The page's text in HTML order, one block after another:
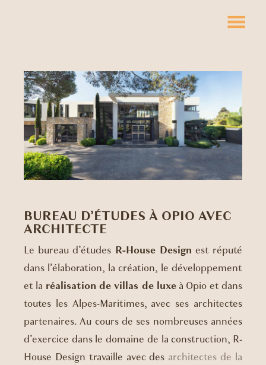
BUREAU D’ÉTUDES À OPIO AVEC
ARCHITECTE
Le bureau d’études R-House Design est réputé
dans l’élaboration, la création, le développement
et la réalisation de villas de luxeà Opio et dans
toutes les Alpes-Maritimes, avec ses architectes
partenaires. Au cours de ses nombreuses années
d’exercice dans le domaine de la construction, R-
House Design travaille avec des architectes de la